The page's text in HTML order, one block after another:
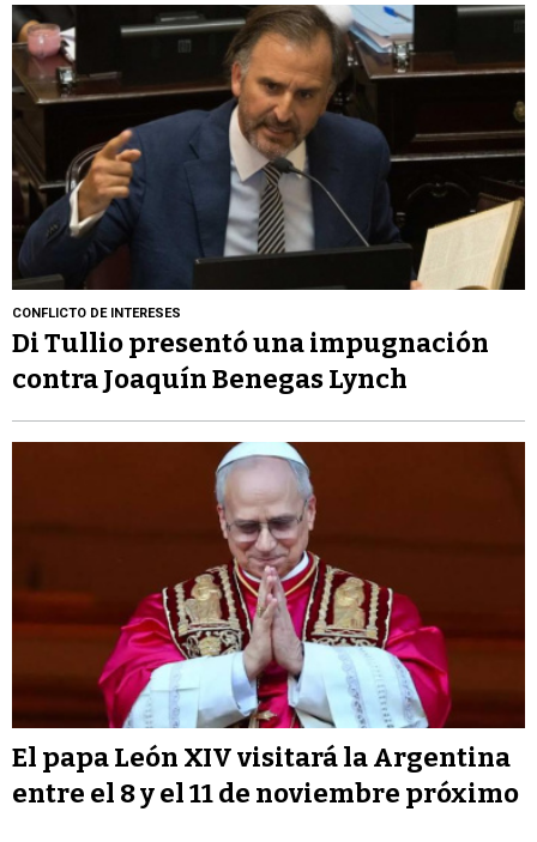
CONFLICTO DE INTERESES
Di Tullio presentó una impugnación
contra Joaquín Benegas Lynch
El papa León XIV visitará la Argentina
entre el 8 y el 11 de noviembre próximo